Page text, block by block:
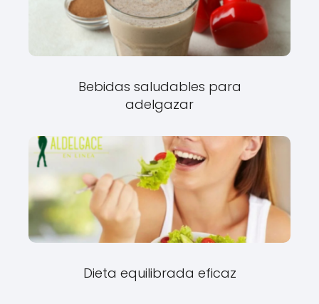
Bebidas saludables para
adelgazar
Dieta equilibrada eficaz